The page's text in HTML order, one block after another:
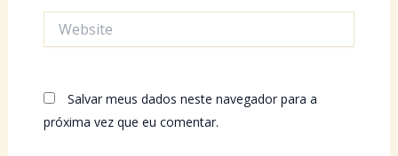
Salvar meus dados neste navegador para a
próxima vez que eu comentar.